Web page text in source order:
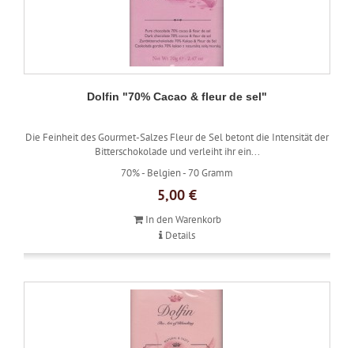
Dolfin "70% Cacao & fleur de sel"
Die Feinheit des Gourmet-Salzes Fleur de Sel betont die Intensität der
Bitterschokolade und verleiht ihr ein...
70% - Belgien -70 Gramm
5,00 €
In den Warenkorb
Details